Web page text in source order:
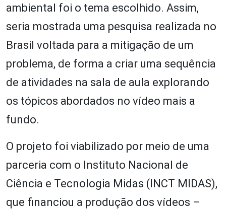
ambiental foi o tema escolhido. Assim,
seria mostrada uma pesquisa realizada no
Brasil voltada para a mitigação de um
problema, de forma a criar uma sequência
de atividades na sala de aula explorando
os tópicos abordados no vídeo mais a
fundo.
O projeto foi viabilizado por meio de uma
parceria com o Instituto Nacional de
Ciência e Tecnologia Midas (INCT MIDAS),
que financiou a produção dos vídeos –